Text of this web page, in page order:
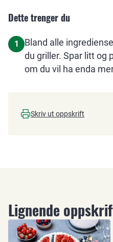
Dette trenger du
1
Bland alle
du griller. Spar litt og
om du vil ha enda
Skriv ut oppskrift
Lignende